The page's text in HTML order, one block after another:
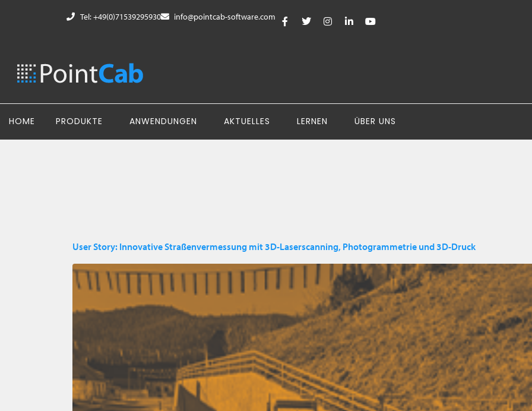
Tel: +49(0)71539295930 info@pointcab-software.com
HOME PRODUKTE ANWENDUNGEN AKTUELLES LERNEN ÜBER UNS
User Story: Innovative Straßenvermessung mit 3D-Laserscanning, Photogrammetrie und 3D-Druck